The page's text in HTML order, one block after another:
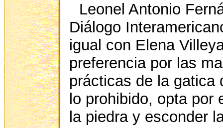
Leonel Antonio
Diálogo
igual con Elena
preferencia por las
prácticas de la gatica
lo prohibido, opta
la piedra y esconder